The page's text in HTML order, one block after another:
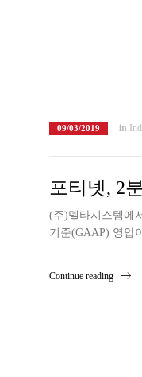
09/03/2019 in
포티넷, 2
(주)델타시스템에
기준(GAAP) 영업
Continue reading